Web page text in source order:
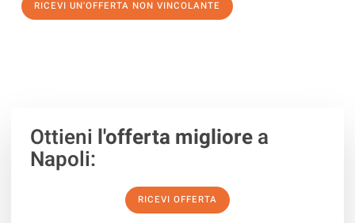
RICEVI UN'OFFERTA NON VINCOLANTE
Ottieni l'offerta migliorea
Napoli:
RICEVI OFFERTA